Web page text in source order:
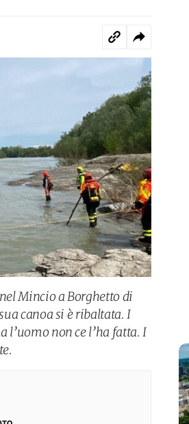
Mincio a Borghetto di
canoa si è ribaltata. I
non ce l’ha fatta. I